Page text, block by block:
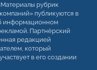
рубрик
публикуются в
информационном
Партнёрский
редакцией
который
в его создании